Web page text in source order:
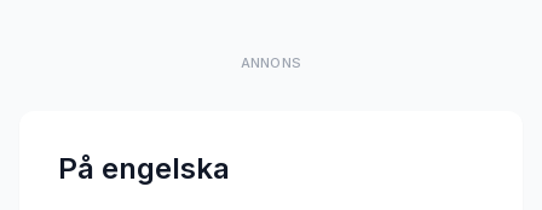
ANNONS
På engelska